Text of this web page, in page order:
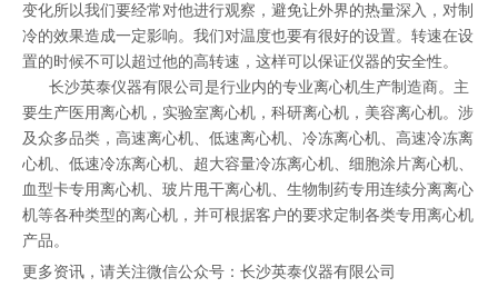
变化所以我们要经常对他进行观察，避免让外界的热量深入，对制
冷的效果造成一定影响。我们对温度也要有很好的设置。转速在设
置的时候不可以超过他的高转速，这样可以保证仪器的安全性。
长沙英泰仪器有限公司是行业内的专业离心机生产制造商。主
要生产医用离心机，实验室离心机，科研离心机，美容离心机。涉
及众多品类，高速离心机、低速离心机、冷冻离心机、高速冷冻离
心机、低速冷冻离心机、超大容量冷冻离心机、细胞涂片离心机、
血型卡专用离心机、玻片甩干离心机、生物制药专用连续分离离心
机等各种类型的离心机，并可根据客户的要求定制各类专用离心机
产品。
更多资讯，请关注微信公众号：长沙英泰仪器有限公司